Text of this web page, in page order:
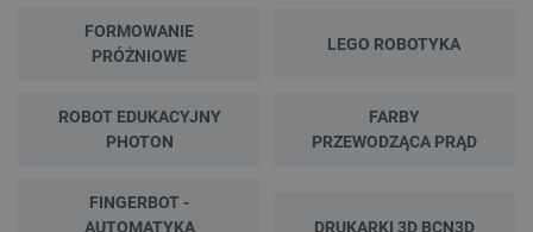
FORMOWANIE
PRÓŻNIOWE
LEGO ROBOTYKA
ROBOT EDUKACYJNY
PHOTON
FARBY
PRZEWODZĄCA PRĄD
FINGERBOT -
AUTOMATYKA
DRUKARKI 3D BCN3D